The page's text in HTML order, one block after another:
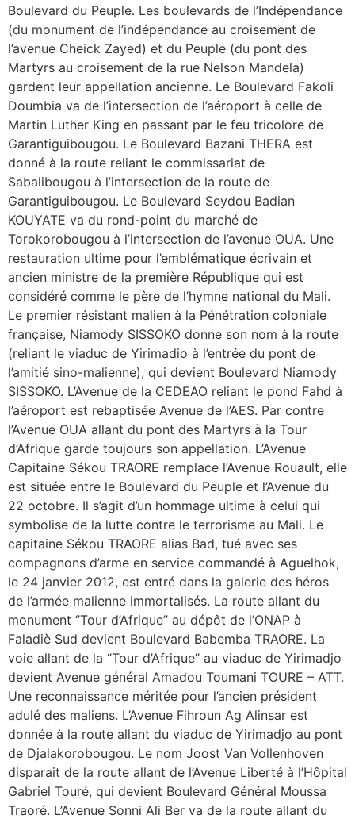
Boulevard du Peuple. Les boulevards de l’Indépendance
(du monument de l’indépendance au croisement de
l’avenue Cheick Zayed) et du Peuple (du pont des
Martyrs au croisement de la rue Nelson Mandela)
gardent leur appellation ancienne. Le Boulevard Fakoli
Doumbia va de l’intersection de l’aéroport à celle de
Martin Luther King en passant par le feu tricolore de
Garantiguibougou. Le Boulevard Bazani THERA est
donné à la route reliant le commissariat de
Sabalibougou à l’intersection de la route de
Garantiguibougou. Le Boulevard Seydou Badian
KOUYATE va du rond-point du marché de
Torokorobougou à l’intersection de l’avenue OUA. Une
restauration ultime pour l’emblématique écrivain et
ancien ministre de la première République qui est
considéré comme le père de l’hymne national du Mali.
Le premier résistant malien à la Pénétration coloniale
française, Niamody SISSOKO donne son nom à la route
(reliant le viaduc de Yirimadio à l’entrée du pont de
l’amitié sino-malienne), qui devient Boulevard Niamody
SISSOKO. L’Avenue de la CEDEAO reliant le pond Fahd à
l’aéroport est rebaptisée Avenue de l’AES. Par contre
l’Avenue OUA allant du pont des Martyrs à la Tour
d’Afrique garde toujours son appellation. L’Avenue
Capitaine Sékou TRAORE remplace l’Avenue Rouault, elle
est située entre le Boulevard du Peuple et l’Avenue du
22 octobre. Il s’agit d’un hommage ultime à celui qui
symbolise de la lutte contre le terrorisme au Mali. Le
capitaine Sékou TRAORE alias Bad, tué avec ses
compagnons d’arme en service commandé à Aguelhok,
le 24 janvier 2012, est entré dans la galerie des héros
de l’armée malienne immortalisés. La route allant du
monument ‘’Tour d’Afrique’’ au dépôt de l’ONAP à
Faladiè Sud devient Boulevard Babemba TRAORE. La
voie allant de la ‘’Tour d’Afrique’’ au viaduc de Yirimadjo
devient Avenue général Amadou Toumani TOURE – ATT.
Une reconnaissance méritée pour l’ancien président
adulé des maliens. L’Avenue Fihroun Ag Alinsar est
donnée à la route allant du viaduc de Yirimadjo au pont
de Djalakorobougou. Le nom Joost Van Vollenhoven
disparait de la route allant de l’Avenue Liberté à l’Hôpital
Gabriel Touré, qui devient Boulevard Général Moussa
Traoré. L’Avenue Sonni Ali Ber va de la route allant du